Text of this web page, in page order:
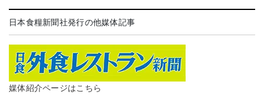
日本食糧新聞社発行の他媒体記事
媒体紹介ページはこちら